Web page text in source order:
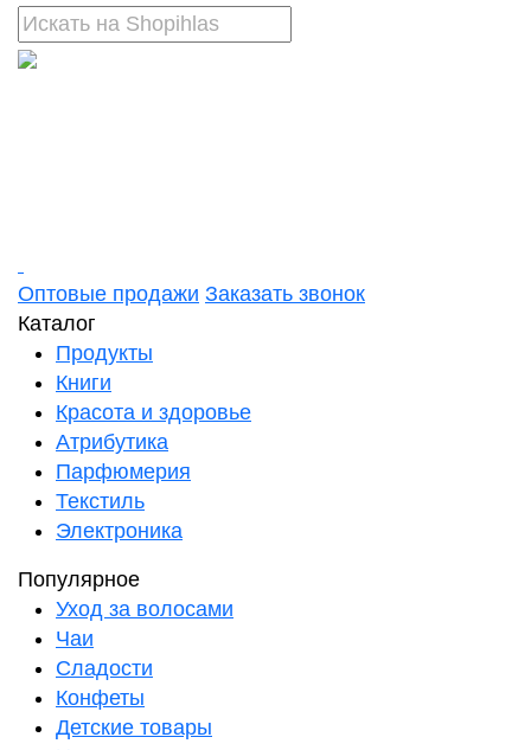
Оптовые продажи Заказать звонок
Каталог
Продукты
Книги
Красота и здоровье
Атрибутика
Парфюмерия
Текстиль
Электроника
Популярное
Уход за волосами
Чаи
Сладости
Конфеты
Детские товары